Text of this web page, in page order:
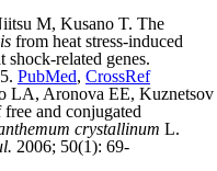
M, Kusano T. The
from heat stress-induced
shock-related genes.
PubMed, CrossRef
LA, Aronova EE, Kuznetsov
and conjugated
crystallinum L.
2006; 50(1): 69-